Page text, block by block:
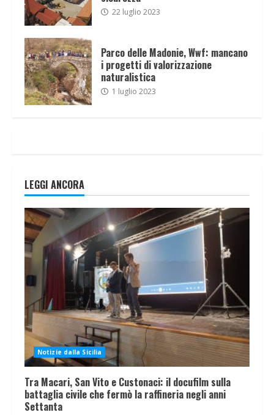
22 luglio 2023
Parco delle Madonie, Wwf: mancano
i progetti di valorizzazione
naturalistica
1 luglio 2023
LEGGI ANCORA
Notizie dalla Sicilia
Tra Macari, San Vito e Custonaci: il docufilm sulla
battaglia civile che fermò la raffineria negli anni
Settanta